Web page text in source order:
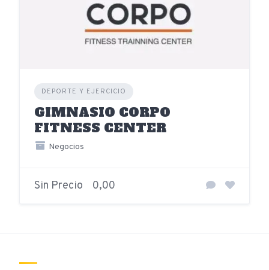
DEPORTE Y EJERCICIO
GIMNASIO CORPO
FITNESS CENTER
Negocios
Sin Precio 0,00